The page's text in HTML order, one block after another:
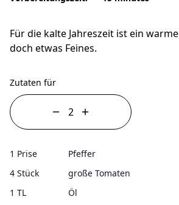
Für die kalte Jahreszeit ist ein
doch etwas Feines.
Zutaten für
1 Prise
Pfeffer
4 Stück
große Tomaten
1 TL
Öl